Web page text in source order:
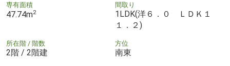
専有面積
47.74m2
間取り
1LDK(洋６．０ ＬＤＫ１
１．２)
所在階 / 階数
2階 / 2階建
方位
南東